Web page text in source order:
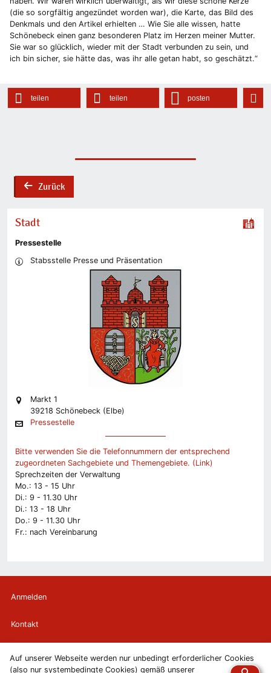
Auf unserer Webseite werden nur unbedingt erforderlicher Cookies
(also nur systembedingte Cookies) gemäß unserer
(die so sorgfältig angezündet worden war), die Karte, das Bild des
Denkmals und den Artikel erhielten … Wie Sie alle wissen, hatte
Schönebeck einen ganz besonderen Platz im Herzen meiner Mutter.
Sie war so glücklich, wieder mit der Stadt verbunden zu sein, und
ich bin sicher, sie hätte das, was ihr alle getan habt, so geschätzt.“
teilen teilen posten
backZurück
Stadt
Pressestelle
Stabsstelle Presse und Präsentation
Markt 1
39218 Schönebeck (Elbe)
Pressestelle
Bitte verwenden Sie die Telefonnummern der entsprechend
zugeordneten Sachgebiete und Themengebiete. (Link)
Sprechzeiten der Verwaltung
Mo.: 13 - 15 Uhr
Di.: 9 - 11.30 Uhr
Di.: 13 - 18 Uhr
Do.: 9 - 11.30 Uhr
Fr.: nach Vereinbarung
Anmelden
Kontakt